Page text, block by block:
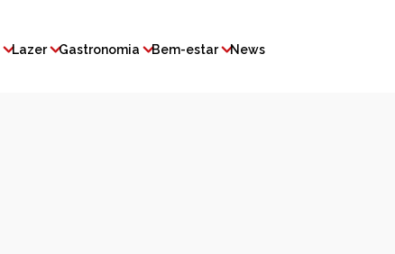
Lazer Gastronomia Bem-estar News